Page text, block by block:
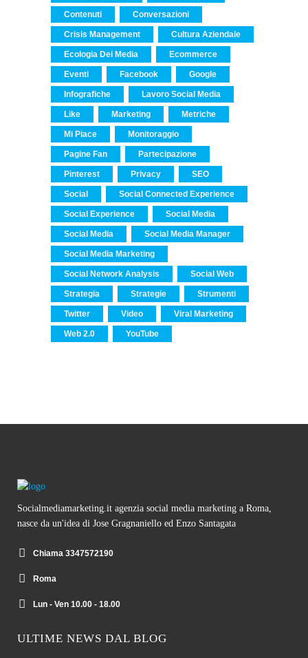
Contenuti Conversazioni
Crisis Management Cultura Aziendale
Ecologia Dei Media Ecommerce
Eventi Facebook Google
Infografiche Lavoro Social Media
Like Marketing Metriche
Mi Piace Monitoraggio
Pagine Fan Partecipazione
Pinterest Privacy SEO
Social Social Connected Experience
Social Experience Social Media
Social Media Social Media Manager
Social Media Marketing
Social Network Analysis Social Web
Strategia Strategie Strumenti
Twitter Video Viral Marketing
Web 2.0 YouTube
Socialmediamarketing.it agenzia social media marketing a Roma,
nasce da un'idea di Jose Gragnaniello ed Enzo Santagata
Chiama 3347572190
Roma
Lun - Ven 10.00 - 18.00
ULTIME NEWS DAL BLOG